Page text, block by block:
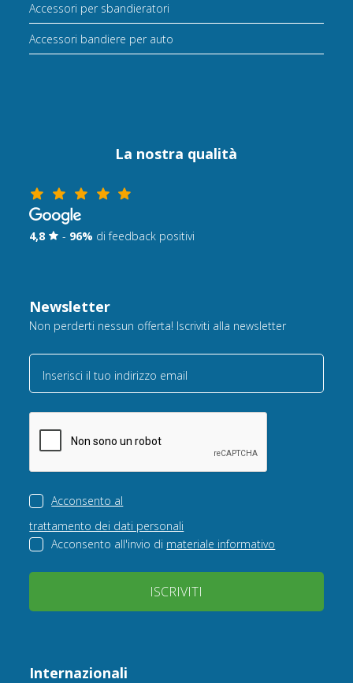
Accessori per sbandieratori
Accessori bandiere per auto
La nostra qualità
4,8 - 96% di feedback positivi
Newsletter
Non perderti nessun offerta! Iscriviti alla newsletter
Inserisci il tuo indirizzo email
Acconsento al
trattamento dei dati personali
Acconsento all'invio di materiale informativo
ISCRIVITI
Internazionali